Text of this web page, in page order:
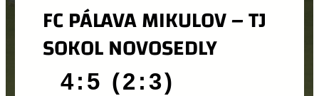
FC PÁLAVA MIKULOV – TJ
SOKOL NOVOSEDLY
4:5 (2:3)